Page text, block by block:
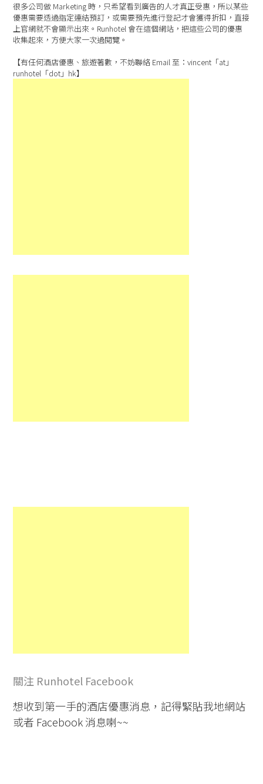
很多公司做 Marketing 時，只希望看到廣告的人才真正受惠，所以某些
優惠需要透過指定連結預訂，或需要預先進行登記才會獲得折扣，直接
上官網就不會顯示出來。Runhotel 會在這個網站，把這些公司的優惠
收集起來，方便大家一次過閱覽。
【有任何酒店優惠、旅遊著數，不妨聯絡 Email 至：vincent「at」
runhotel「dot」hk】
關注 Runhotel Facebook
想收到第一手的酒店優惠消息，記得緊貼我地網站
或者 Facebook 消息喇~~